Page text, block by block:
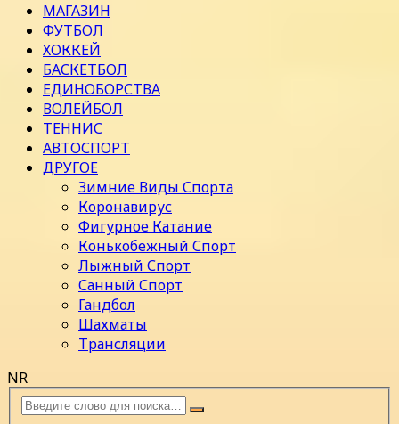
МАГАЗИН
ФУТБОЛ
ХОККЕЙ
БАСКЕТБОЛ
ЕДИНОБОРСТВА
ВОЛЕЙБОЛ
ТЕННИС
АВТОСПОРТ
ДРУГОЕ
Зимние Виды Спорта
Коронавирус
Фигурное Катание
Конькобежный Спорт
Лыжный Спорт
Санный Спорт
Гандбол
Шахматы
Трансляции
NR